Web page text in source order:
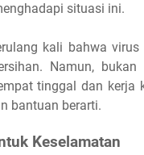
situasi ini.
kali bahwa
Namun,
tinggal dan
bantuan berarti.
Keselamatan